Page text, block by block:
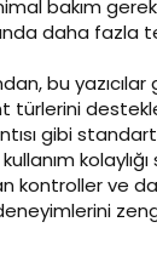
bakım
daha fazla
bu
türlerini
gibi
kontroller ve